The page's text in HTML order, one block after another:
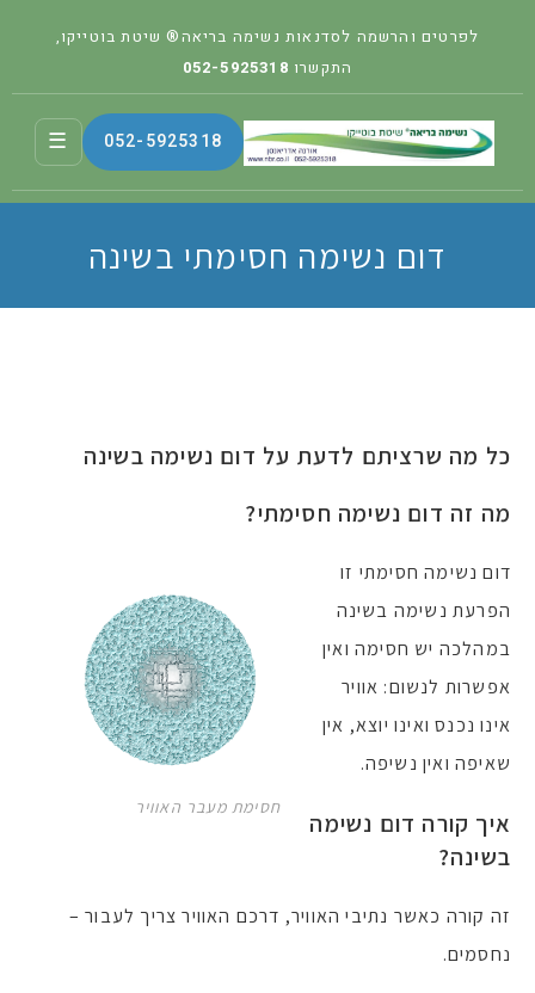
לפרטים והרשמה לסדנאות נשימה בריאה® שיטת בוטייקו,
התקשרו 052-5925318
052-5925318
☰
דום נשימה חסימתי בשינה
כל מה שרציתם לדעת על דום נשימה בשינה
מה זה דום נשימה חסימתי?
חסימת מעבר האוויר
דום נשימה חסימתי זו
הפרעת נשימה בשינה
במהלכה יש חסימה ואין
אפשרות לנשום: אוויר
אינו נכנס ואינו יוצא, אין
שאיפה ואין נשיפה.
איך קורה דום נשימה
בשינה?
זה קורה כאשר נתיבי האוויר, דרכם האוויר צריך לעבור –
נחסמים.